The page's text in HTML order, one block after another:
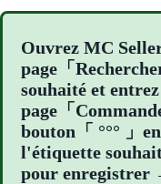
Ouvrez MC
page「
souhaité et
page「
bouton「 °°° 」
l'étiquette
pour enregistrer